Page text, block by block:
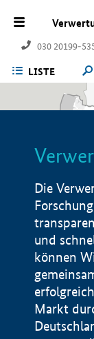
030 20199-
LISTE
Die
und
können
Markt